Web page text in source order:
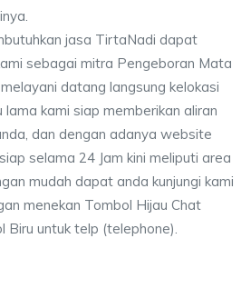
jasa TirtaNadi dapat
sebagai mitra Pengeboran Mata
datang langsung kelokasi
kami siap memberikan aliran
dan dengan adanya website
selama 24 Jam kini meliputi area
mudah dapat anda kunjungi kami
menekan Tombol Hijau Chat
untuk telp (telephone).